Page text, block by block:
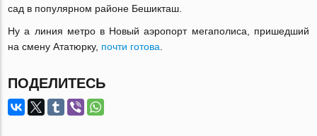
сад в популярном районе Бешикташ.
Ну а линия метро в Новый аэропорт мегаполиса, пришедший
на смену Ататюрку, почти готова
ПОДЕЛИТЕСЬ